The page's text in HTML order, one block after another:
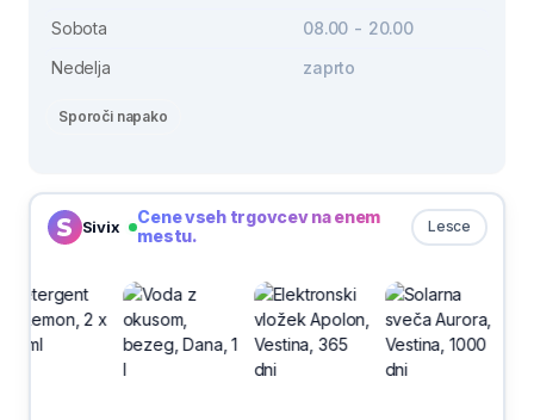
Sobota
08.00 - 20.00
Nedelja
zaprto
Sporoči napako
Sivix Lesce
Cene vseh trgovcev na enem
mestu.